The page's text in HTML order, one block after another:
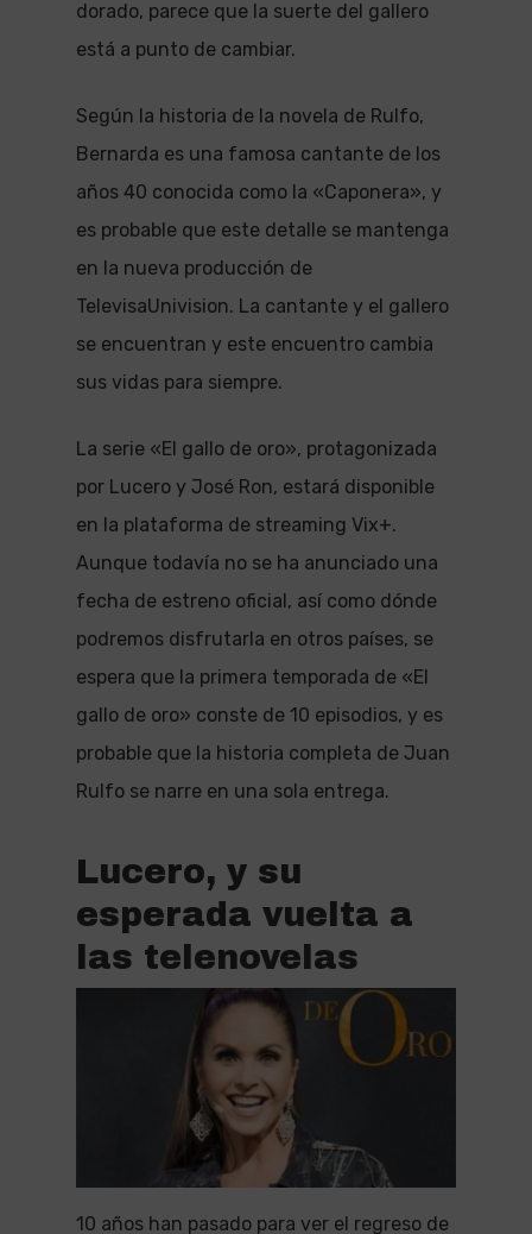
dorado, parece que la suerte del gallero
está a punto de cambiar.
Según la historia de la novela de Rulfo,
Bernarda es una famosa cantante de los
años 40 conocida como la «Caponera», y
es probable que este detalle se mantenga
en la nueva producción de
TelevisaUnivision. La cantante y el gallero
se encuentran y este encuentro cambia
sus vidas para siempre.
La serie «El gallo de oro», protagonizada
por Lucero y José Ron, estará disponible
en la plataforma de streaming Vix+.
Aunque todavía no se ha anunciado una
fecha de estreno oficial, así como dónde
podremos disfrutarla en otros países, se
espera que la primera temporada de «El
gallo de oro» conste de 10 episodios, y es
probable que la historia completa de Juan
Rulfo se narre en una sola entrega.
Lucero, y su
esperada vuelta a
las telenovelas
10 años han pasado para ver el regreso de